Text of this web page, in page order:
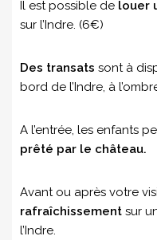
Il est possible de louer
sur l’Indre. (6€)
Des transats sont à
bord de l’Indre, à
A l’entrée, les enfants
prêté par le château.
Avant ou après votre
rafraîchissement sur
l’Indre.